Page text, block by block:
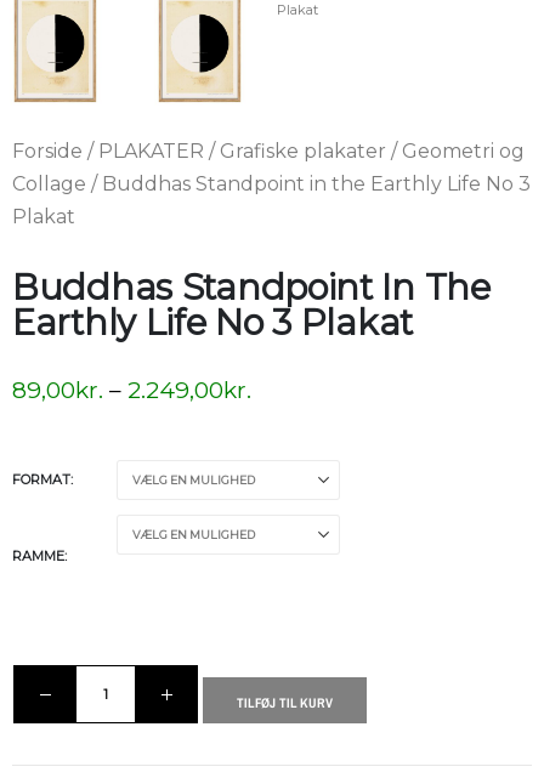
Forside / PLAKATER / Grafiske plakater / Geometri og
Collage / Buddhas Standpoint in the Earthly Life No 3
Plakat
Buddhas Standpoint In The
Earthly Life No 3 Plakat
89,00kr. – 2.249,00kr.
FORMAT
RAMME
TILFØJ TIL KURV